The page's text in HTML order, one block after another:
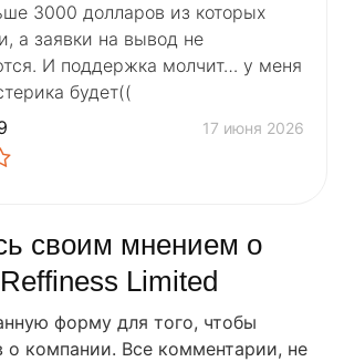
3000 долларов из которых
а заявки на вывод не
И поддержка молчит… у меня
будет((
17 июня 2026
своим мнением о
Limited
форму для того, чтобы
о компании. Все комментарии, не